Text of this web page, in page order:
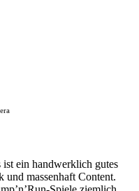
ein handwerklich gutes
massenhaft Content.